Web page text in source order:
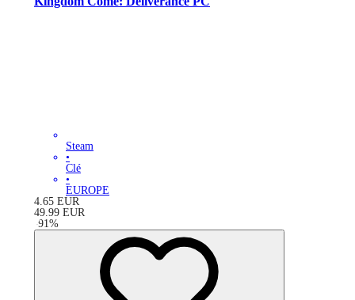
Steam
•
Clé
•
EUROPE
4.65 EUR
49.99 EUR
-91%